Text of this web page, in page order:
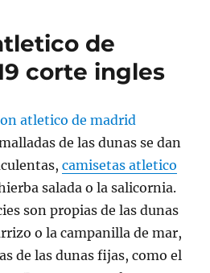
de
corte ingles
de las dunas se dan
camisetas atletico
salada o la salicornia.
son propias de las dunas
o la campanilla de mar,
de las dunas fijas, como el